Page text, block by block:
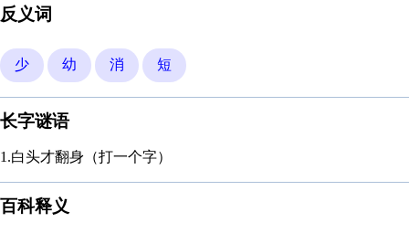
反义词
少 幼 消 短
长字谜语
1.白头才翻身（打一个字）
百科释义